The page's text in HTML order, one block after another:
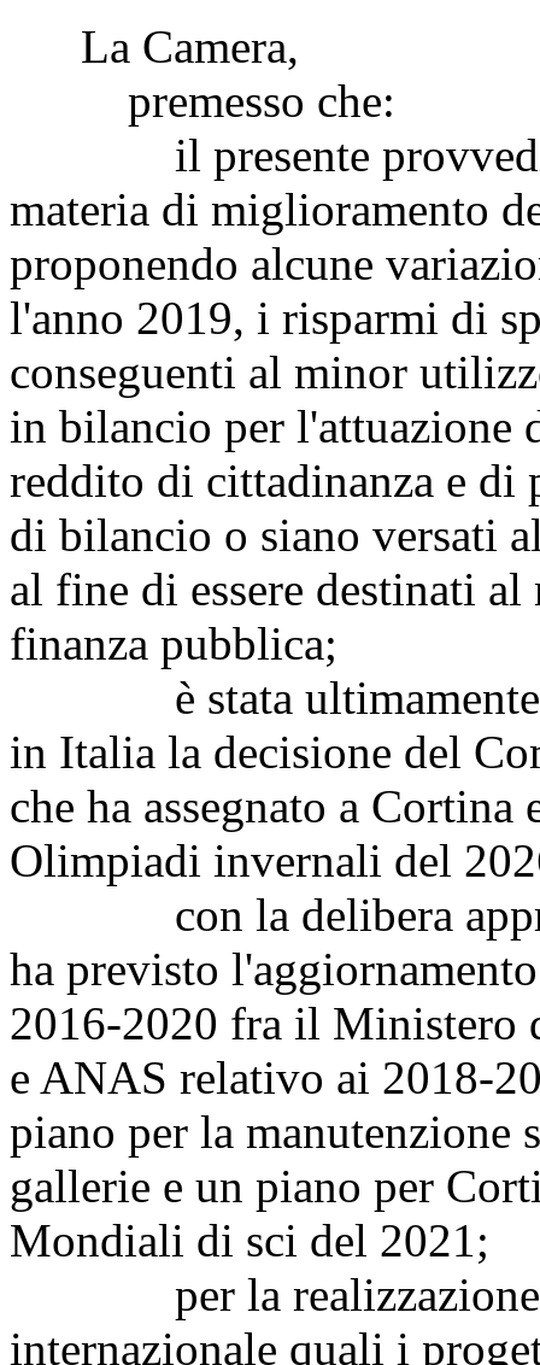
La Camera,
premesso che:
il presente
materia di miglioramento
proponendo alcune
l'anno 2019, i risparmi di
conseguenti al minor
in bilancio per l'attuazione
reddito di cittadinanza e di
di bilancio o siano versati
al fine di essere destinati
finanza pubblica;
è stata ultimamente
in Italia la decisione del
che ha assegnato a
Olimpiadi invernali del
con la delibera
ha previsto
2016-2020 fra il Ministero
e ANAS relativo ai 2018-
piano per la
gallerie e un piano per
Mondiali di sci del 2021;
per la realizzazione
internazionale quali i